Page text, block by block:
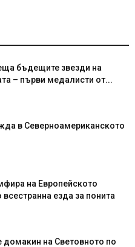
бъдещите звезди на
– първи медалисти от...
в Северноамериканското
на Европейското
езда за понита
домакин на Световното по